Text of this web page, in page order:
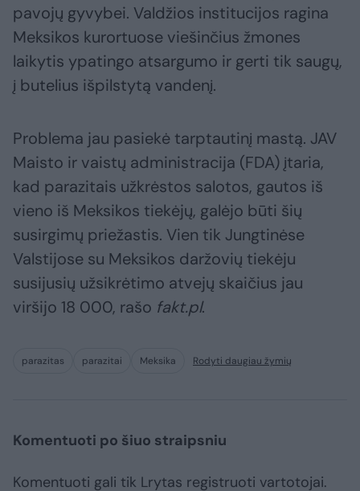
pavojų gyvybei. Valdžios institucijos ragina
Meksikos kurortuose viešinčius žmones
laikytis ypatingo atsargumo ir gerti tik saugų,
į butelius išpilstytą vandenį.
Problema jau pasiekė tarptautinį mastą. JAV
Maisto ir vaistų administracija (FDA) įtaria,
kad parazitais užkrėstos salotos, gautos iš
vieno iš Meksikos tiekėjų, galėjo būti šių
susirgimų priežastis. Vien tik Jungtinėse
Valstijose su Meksikos daržovių tiekėju
susijusių užsikrėtimo atvejų skaičius jau
viršijo 18 000, rašo fakt.pl.
parazitas parazitai Meksika Rodyti daugiau žymių
Komentuoti po šiuo straipsniu
Komentuoti gali tik Lrytas registruoti vartotojai.